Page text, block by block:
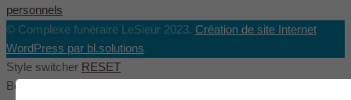
personnels
© Complexe funéraire LeSieur 2023. Création de site Internet
WordPress par bl.solutions.
Style switcher RESET
Body styles